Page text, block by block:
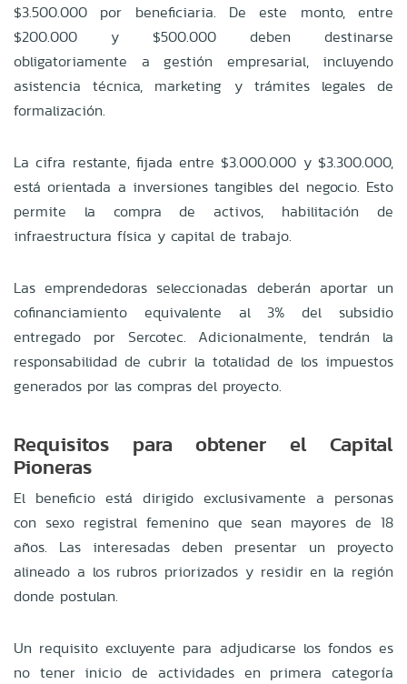
$3.500.000 por beneficiaria. De este monto, entre
$200.000 y $500.000 deben destinarse
obligatoriamente a gestión empresarial, incluyendo
asistencia técnica, marketing y trámites legales de
formalización.
La cifra restante, fijada entre $3.000.000 y $3.300.000,
está orientada a inversiones tangibles del negocio. Esto
permite la compra de activos, habilitación de
infraestructura física y capital de trabajo.
Las emprendedoras seleccionadas deberán aportar un
cofinanciamiento equivalente al 3% del subsidio
entregado por Sercotec. Adicionalmente, tendrán la
responsabilidad de cubrir la totalidad de los impuestos
generados por las compras del proyecto.
Requisitos para obtener el Capital
Pioneras
El beneficio está dirigido exclusivamente a personas
con sexo registral femenino que sean mayores de 18
años. Las interesadas deben presentar un proyecto
alineado a los rubros priorizados y residir en la región
donde postulan.
Un requisito excluyente para adjudicarse los fondos es
no tener inicio de actividades en primera categoría